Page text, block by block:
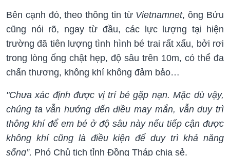
Bên cạnh đó, theo thông tin từ Vietnamnet, ông Bửu
cũng nói rõ, ngay từ đầu, các lực lượng tại hiện
trường đã tiên lượng tình hình bé trai rất xấu, bởi rơi
trong lòng ống chật hẹp, độ sâu trên 10m, có thể đa
chấn thương, không khí không đảm bảo…
"Chưa xác định được vị trí bé gặp nạn. Mặc dù vậy,
chúng ta vẫn hướng đến điều may mắn, vẫn duy trì
thông khí để em bé ở độ sâu này nếu tiếp cận được
không khí cũng là điều kiện để duy trì khả năng
sống”, Phó Chủ tịch tỉnh Đồng Tháp chia sẻ.